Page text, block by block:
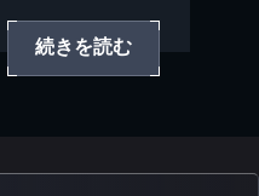
続きを読む